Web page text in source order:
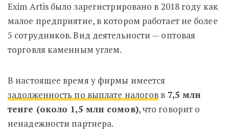
Exim Artis было зарегистрировано в 2018 году как
малое предприятие, в котором работает не более
5 сотрудников. Вид деятельности — оптовая
торговля каменным углем.
В настоящее время у фирмы имеется
задолженность по выплате налогов в 7,5 млн
тенге (около 1,5 млн сомов), что говорит о
ненадежности партнера.